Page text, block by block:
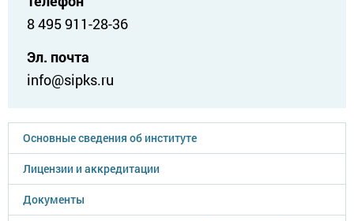
8 495 911-28-36
Эл. почта
info@sipks.ru
Основные сведения об институте
Лицензии и аккредитации
Документы